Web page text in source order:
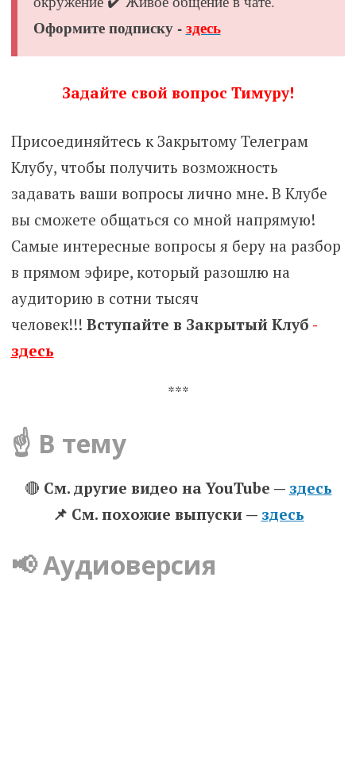
Оформите подписку -здесь
Задайте свой вопрос Тимуру!
Присоединяйтесь к Закрытому Телеграм
Клубу, чтобы получить возможность
задавать ваши вопросы лично мне. В Клубе
вы сможете общаться со мной напрямую!
Самые интересные вопросы я беру на разбор
в прямом эфире, который разошлю на
аудиторию в сотни тысяч
человек!!! Вступайте в Закрытый Клуб -
здесь
***
☝️ В тему
🔴 См. другие видео на YouTube — здесь
📌 Cм. похожие выпуски — здесь
📢 Аудиоверсия